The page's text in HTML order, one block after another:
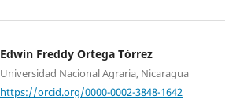
Edwin Freddy Ortega Tórrez
Universidad Nacional Agraria, Nicaragua
https://orcid.org/0000-0002-3848-1642